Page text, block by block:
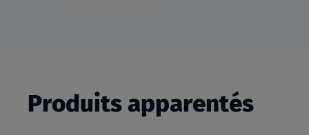
Produits apparentés